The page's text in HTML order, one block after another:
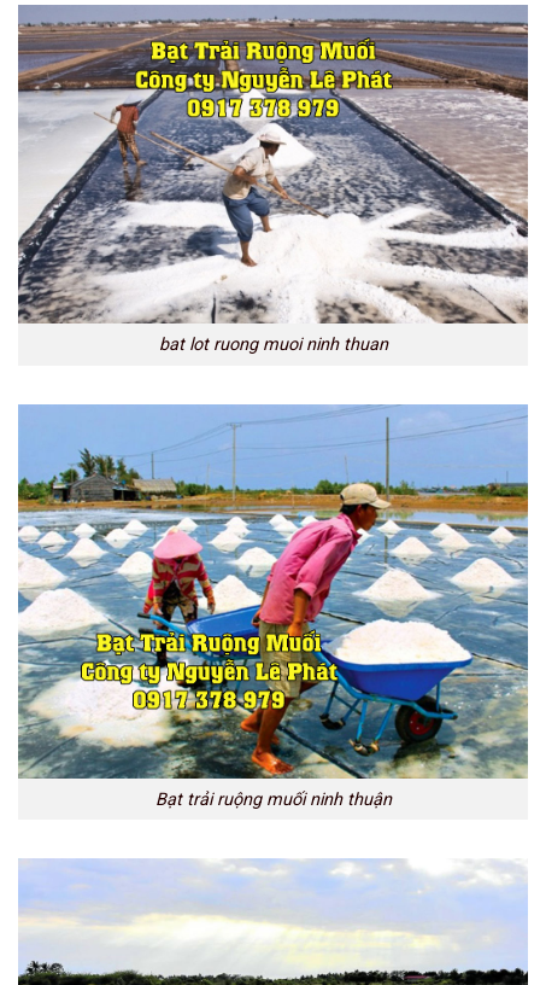
bat lot ruong muoi ninh thuan
Bạt trải ruộng muối ninh thuận